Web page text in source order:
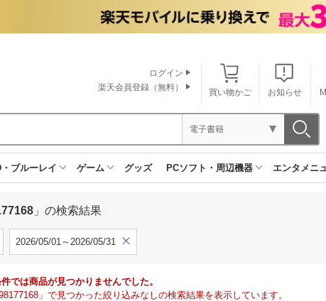
買い物かご お知らせ
ログイン
楽天会員登録（無料）
電子書籍
ブルーレイ ゲーム グッズ PCソフト・周辺機器 エンタメニ
」の検索結果
2026/05/01～2026/05/31
では商品が見つかりませんでした。
」で見つかった絞り込みなしの検索結果を表示しています。